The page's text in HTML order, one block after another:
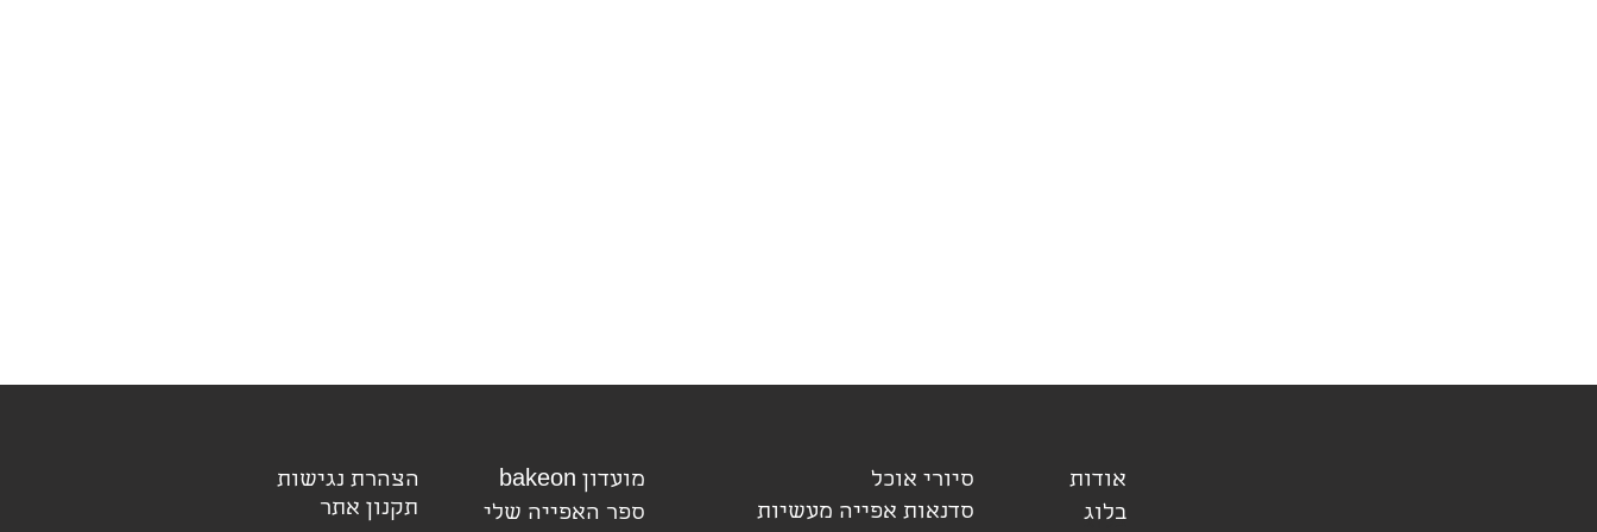
הצהרת נגישות
תקנון אתר
מועדון bakeon
ספר האפייה שלי
סיורי אוכל
סדנאות אפייה מעשיות
אודות
בלוג
בלוג